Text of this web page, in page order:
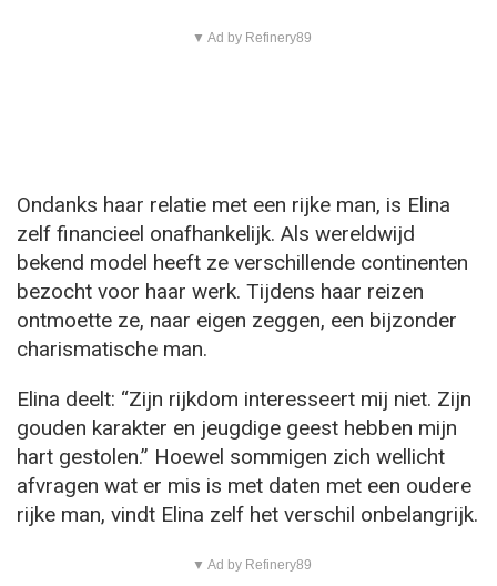
▼ Ad by Refinery89
Ondanks haar relatie met een rijke man, is Elina
zelf financieel onafhankelijk. Als wereldwijd
bekend model heeft ze verschillende continenten
bezocht voor haar werk. Tijdens haar reizen
ontmoette ze, naar eigen zeggen, een bijzonder
charismatische man.
Elina deelt: “Zijn rijkdom interesseert mij niet. Zijn
gouden karakter en jeugdige geest hebben mijn
hart gestolen.” Hoewel sommigen zich wellicht
afvragen wat er mis is met daten met een oudere
rijke man, vindt Elina zelf het verschil onbelangrijk.
▼ Ad by Refinery89